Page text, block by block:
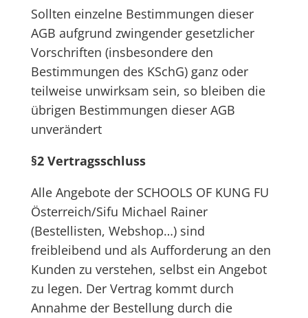
Sollten einzelne Bestimmungen dieser
AGB aufgrund zwingender gesetzlicher
Vorschriften (insbesondere den
Bestimmungen des KSchG) ganz oder
teilweise unwirksam sein, so bleiben die
übrigen Bestimmungen dieser AGB
unverändert
§2 Vertragsschluss
Alle Angebote der SCHOOLS OF KUNG FU
Österreich/Sifu Michael Rainer
(Bestellisten, Webshop…) sind
freibleibend und als Aufforderung an den
Kunden zu verstehen, selbst ein Angebot
zu legen. Der Vertrag kommt durch
Annahme der Bestellung durch die